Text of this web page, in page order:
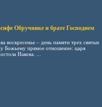
Обручнике и брате Господнем
воскресенье – день памяти трех святых
Божьему прямое отношение: царя
Иакова. ...